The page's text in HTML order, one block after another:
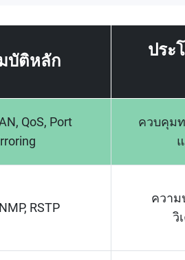
บัติหลัก
ประ
QoS, Port
ควบคุม
RSTP
ความ
วิ